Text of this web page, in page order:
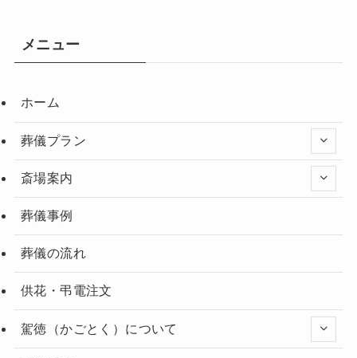
メニュー
ホーム
葬儀プラン
斎場案内
葬儀事例
葬儀の流れ
供花・弔電注文
駕徳（かごとく）について